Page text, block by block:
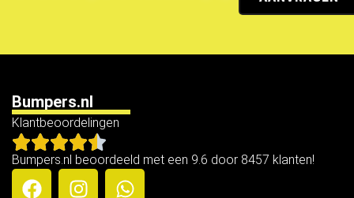
Bumpers.nl
Klantbeoordelingen
Bumpers.nl beoordeeld met een 9.6 door 8457 klanten!